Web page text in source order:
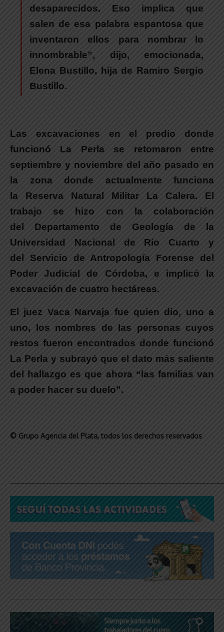
desaparecidos. Eso implica que
salen de esa palabra espantosa que
inventaron ellos para nombrar lo
innombrable”, dijo, emocionada,
Elena Bustillo, hija de Ramiro Sergio
Bustillo.
Las excavaciones en el predio donde
funcionó La Perla se retomaron entre
septiembre y noviembre del año pasado en
la zona donde actualmente funciona
la Reserva Natural Militar La Calera. El
trabajo se hizo con la colaboración
del Departamento de Geología de la
Universidad Nacional de Río Cuarto y
del Servicio de Antropología Forense del
Poder Judicial de Córdoba, e implicó la
excavación de cuatro hectáreas.
El juez Vaca Narvaja fue quien dio, uno a
uno, los nombres de las personas cuyos
restos fueron encontrados donde funcionó
La Perla y subrayó que el dato más saliente
del hallazgo es que ahora “las familias van
a poder hacer su duelo”.
© Grupo Agencia del Plata, todos los derechos reservados